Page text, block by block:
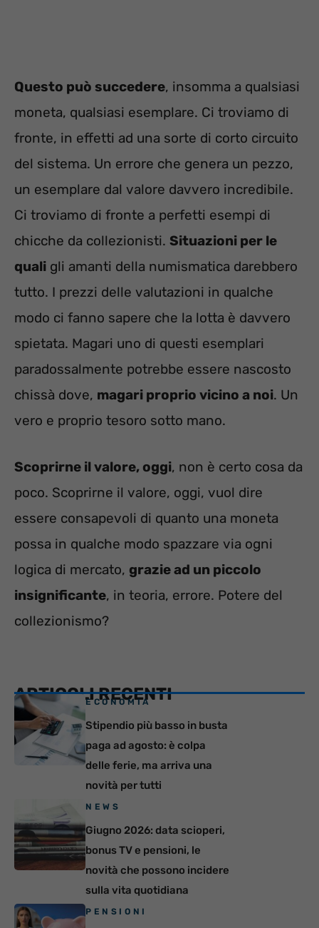
Questo può succedere, insomma a qualsiasi
moneta, qualsiasi esemplare. Ci troviamo di
fronte, in effetti ad una sorte di corto circuito
del sistema. Un errore che genera un pezzo,
un esemplare dal valore davvero incredibile.
Ci troviamo di fronte a perfetti esempi di
chicche da collezionisti. Situazioni per le
quali gli amanti della numismatica darebbero
tutto. I prezzi delle valutazioni in qualche
modo ci fanno sapere che la lotta è davvero
spietata. Magari uno di questi esemplari
paradossalmente potrebbe essere nascosto
chissà dove, magari proprio vicino a noi. Un
vero e proprio tesoro sotto mano.
Scoprirne il valore, oggi, non è certo cosa da
poco. Scoprirne il valore, oggi, vuol dire
essere consapevoli di quanto una moneta
possa in qualche modo spazzare via ogni
logica di mercato, grazie ad un piccolo
insignificante, in teoria, errore. Potere del
collezionismo?
ARTICOLI RECENTI
ECONOMIA
Stipendio più basso in busta
paga ad agosto: è colpa
delle ferie, ma arriva una
novità per tutti
NEWS
Giugno 2026: data scioperi,
bonus TV e pensioni, le
novità che possono incidere
sulla vita quotidiana
PENSIONI